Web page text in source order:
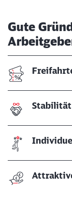
Gute